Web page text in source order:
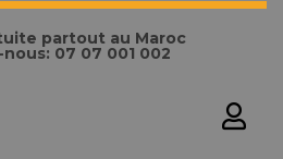
partout au Maroc
07 07 001 002